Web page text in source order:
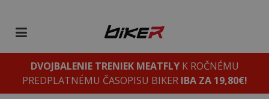
DVOJBALENIE TRENIEK MEATFLYK ROČNÉMU
PREDPLATNÉMU ČASOPISU BIKER IBA ZA 19,80€!